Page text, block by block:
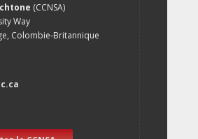
(CCNSA)
Way
Colombie-Britannique